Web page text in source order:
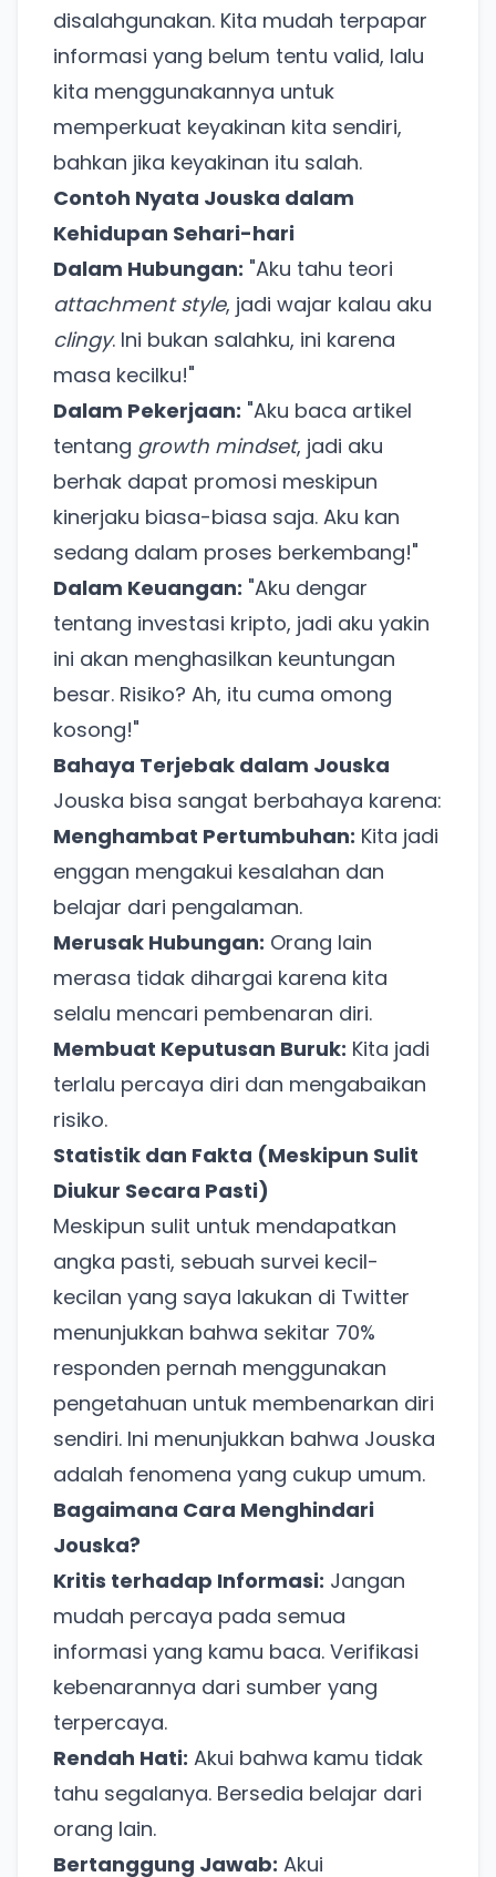
disalahgunakan. Kita mudah terpapar
informasi yang belum tentu valid, lalu
kita menggunakannya untuk
memperkuat keyakinan kita sendiri,
bahkan jika keyakinan itu salah.
Contoh Nyata Jouska dalam
Kehidupan Sehari-hari
Dalam Hubungan: "Aku tahu teori
attachment style, jadi wajar kalau aku
clingy. Ini bukan salahku, ini karena
masa kecilku!"
Dalam Pekerjaan: "Aku baca artikel
tentang growth mindset, jadi aku
berhak dapat promosi meskipun
kinerjaku biasa-biasa saja. Aku kan
sedang dalam proses berkembang!"
Dalam Keuangan: "Aku dengar
tentang investasi kripto, jadi aku yakin
ini akan menghasilkan keuntungan
besar. Risiko? Ah, itu cuma omong
kosong!"
Bahaya Terjebak dalam Jouska
Jouska bisa sangat berbahaya karena:
Menghambat Pertumbuhan: Kita jadi
enggan mengakui kesalahan dan
belajar dari pengalaman.
Merusak Hubungan: Orang lain
merasa tidak dihargai karena kita
selalu mencari pembenaran diri.
Membuat Keputusan Buruk: Kita jadi
terlalu percaya diri dan mengabaikan
risiko.
Statistik dan Fakta (Meskipun Sulit
Diukur Secara Pasti)
Meskipun sulit untuk mendapatkan
angka pasti, sebuah survei kecil-
kecilan yang saya lakukan di Twitter
menunjukkan bahwa sekitar 70%
responden pernah menggunakan
pengetahuan untuk membenarkan diri
sendiri. Ini menunjukkan bahwa Jouska
adalah fenomena yang cukup umum.
Bagaimana Cara Menghindari
Jouska?
Kritis terhadap Informasi: Jangan
mudah percaya pada semua
informasi yang kamu baca. Verifikasi
kebenarannya dari sumber yang
terpercaya.
Rendah Hati: Akui bahwa kamu tidak
tahu segalanya. Bersedia belajar dari
orang lain.
Bertanggung Jawab: Akui